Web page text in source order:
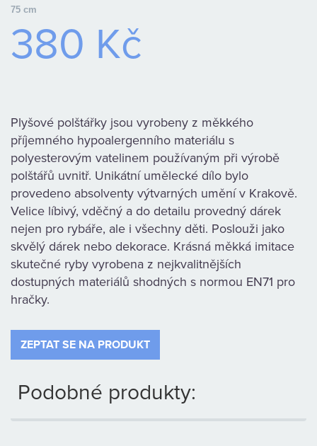
ÚLOVEK
O
NÁS
OBCHODNÍ
PODMÍNKY
KAMENNÁ
PRODEJNA
75 cm
380 Kč
Plyšové polštářky jsou vyrobeny z měkkého
příjemného hypoalergenního materiálu s
polyesterovým vatelinem používaným při výrobě
polštářů uvnitř. Unikátní umělecké dílo bylo
provedeno absolventy výtvarných umění v Krakově.
Velice líbivý, vděčný a do detailu provedný dárek
nejen pro rybáře, ale i všechny děti. Poslouži jako
skvělý dárek nebo dekorace. Krásná měkká imitace
skutečné ryby vyrobena z nejkvalitnějších
dostupných materiálů shodných s normou EN71 pro
hračky.
ZEPTAT SE NA PRODUKT
Podobné produkty: